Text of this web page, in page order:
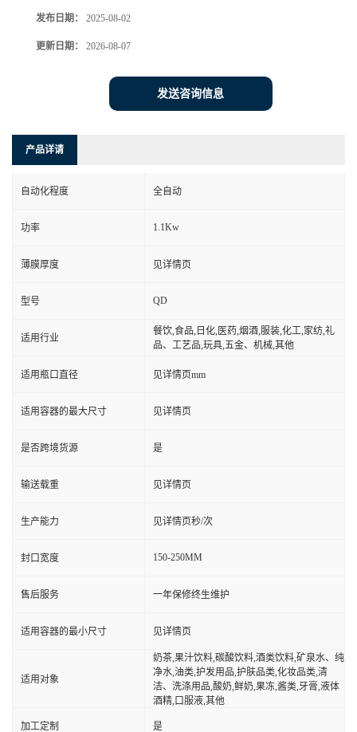
发布日期： 2025-08-02
更新日期： 2026-08-07
发送咨询信息
产品详请
自动化程度 全自动
功率 1.1Kw
薄膜厚度 见详情页
型号 QD
适用行业
餐饮,食品,日化,医药,烟酒,服装,化工,家纺,礼
品、工艺品,玩具,五金、机械,其他
适用瓶口直径 见详情页mm
适用容器的最大尺寸 见详情页
是否跨境货源 是
输送载重 见详情页
生产能力 见详情页秒/次
封口宽度 150-250MM
售后服务 一年保修终生维护
适用容器的最小尺寸 见详情页
适用对象
奶茶,果汁饮料,碳酸饮料,酒类饮料,矿泉水、纯
净水,油类,护发用品,护肤品类,化妆品类,清
洁、洗涤用品,酸奶,鲜奶,果冻,酱类,牙膏,液体
酒精,口服液,其他
加工定制 是